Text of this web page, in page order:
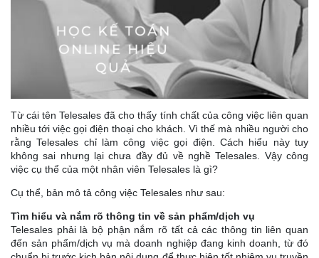
Từ cái tên Telesales đã cho thấy tính chất của công việc liên quan
nhiều tới việc gọi điện thoại cho khách. Vì thế mà nhiều người cho
rằng Telesales chỉ làm công việc gọi điện. Cách hiểu này tuy
không sai nhưng lại chưa đầy đủ về nghề Telesales. Vậy công
việc cụ thể của một nhân viên Telesales là gì?
Cụ thể, bản mô tả công việc Telesales như sau:
Tìm hiểu và nắm rõ thông tin về sản phẩm/dịch vụ
Telesales phải là bộ phận nắm rõ tất cả các thông tin liên quan
đến sản phẩm/dịch vụ mà doanh nghiệp đang kinh doanh, từ đó